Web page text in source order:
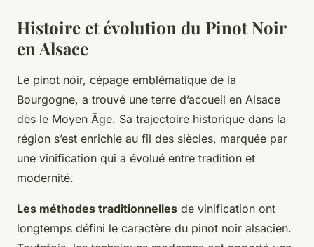
Histoire et évolution du Pinot Noir
en Alsace
Le pinot noir, cépage emblématique de la
Bourgogne, a trouvé une terre d’accueil en Alsace
dès le Moyen Âge. Sa trajectoire historique dans la
région s’est enrichie au fil des siècles, marquée par
une vinification qui a évolué entre tradition et
modernité.
Les méthodes traditionnelles de vinification ont
longtemps défini le caractère du pinot noir alsacien.